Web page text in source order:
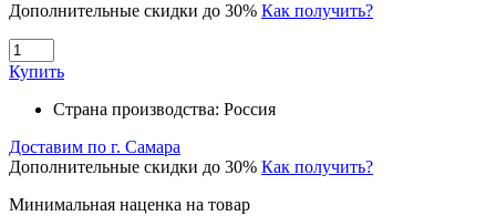
Дополнительные скидки до 30% Как получить?
Купить
Страна производства: Россия
Доставим по г. Самара
Дополнительные скидки до 30% Как получить?
Минимальная наценка на товар